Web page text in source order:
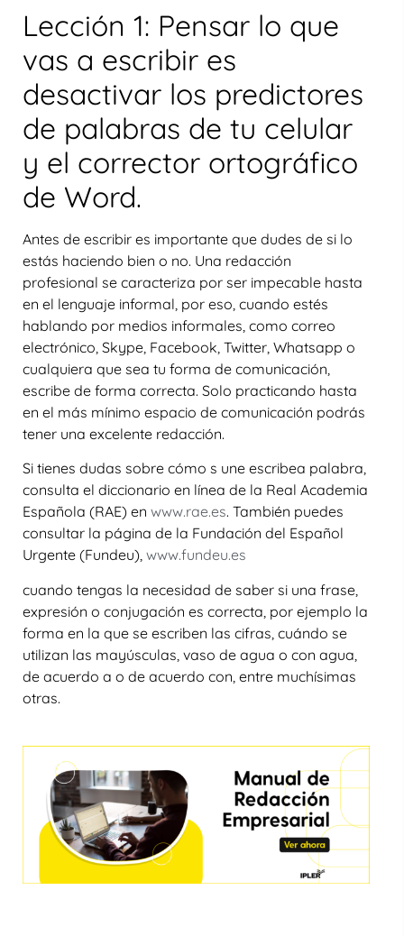
Lección 1: Pensar lo que
vas a escribir es
desactivar los predictores
de palabras de tu celular
y el corrector ortográfico
de Word.
Antes de escribir es importante que dudes de si lo
estás haciendo bien o no. Una redacción
profesional se caracteriza por ser impecable hasta
en el lenguaje informal, por eso, cuando estés
hablando por medios informales, como correo
electrónico, Skype, Facebook, Twitter, Whatsapp o
cualquiera que sea tu forma de comunicación,
escribe de forma correcta. Solo practicando hasta
en el más mínimo espacio de comunicación podrás
tener una excelente redacción.
Si tienes dudas sobre cómo s une escribea palabra,
consulta el diccionario en línea de la Real Academia
Española (RAE) en www.rae.es. También puedes
consultar la página de la Fundación del Español
Urgente (Fundeu), www.fundeu.es
cuando tengas la necesidad de saber si una frase,
expresión o conjugación es correcta, por ejemplo la
forma en la que se escriben las cifras, cuándo se
utilizan las mayúsculas, vaso de agua o con agua,
de acuerdo a o de acuerdo con, entre muchísimas
otras.